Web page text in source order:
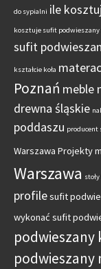
do sypialni ile
kosztuje sufit podwieszany
sufit
kształcie koła
Poznań meble
drewna śląskie
poddaszu producent
Warszawa Projekty
Warszawa
profilesufit
wykonać sufit
podwieszany